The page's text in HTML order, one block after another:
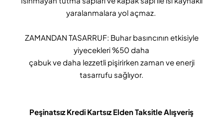
yaralanmalara yol açmaz.
ZAMANDAN TASARRUF: Buhar basıncının etkisiyle
yiyecekleri %50 daha
çabuk ve daha lezzetli pişirirken zaman ve enerji
tasarrufu sağlıyor.
Peşinatsız Kredi Kartsız Elden Taksitle Alışveriş